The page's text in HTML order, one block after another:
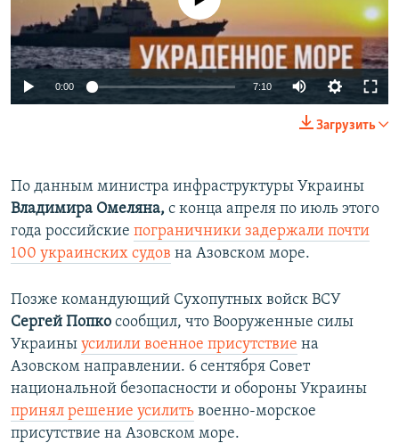
0:00 7:10
Загрузить
По данным министра инфраструктуры Украины
Владимира Омеляна, с конца апреля по июль этого
года российские пограничники задержали почти
100 украинских судов на Азовском море.
Позже командующий Сухопутных войск ВСУ
Сергей Попко сообщил, что ​Вооруженные силы
Украины усилили военное присутствие на
Азовском направлении. 6 сентября Совет
национальной безопасности и обороны Украины
принял решение усилить военно-морское
присутствие на Азовском море.